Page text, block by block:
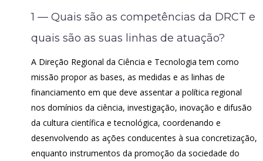
1 — Quais são as competências da DRCT e
quais são as suas linhas de atuação?
A Direção Regional da Ciência e Tecnologia tem como
missão propor as bases, as medidas e as linhas de
financiamento em que deve assentar a política regional
nos domínios da ciência, investigação, inovação e difusão
da cultura científica e tecnológica, coordenando e
desenvolvendo as ações conducentes à sua concretização,
enquanto instrumentos da promoção da sociedade do